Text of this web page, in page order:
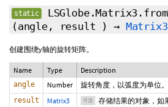
static
(angle,
result )→ Matrix3
创建围绕y轴的旋转矩阵。
Name Type Description
angle Number 旋转角度，以弧度为单位
result Matrix3 可选
存储结果的对象，如